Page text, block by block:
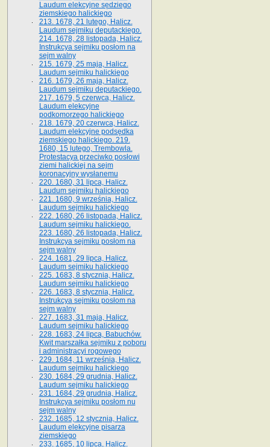
Laudum elekcyjne sędziego
ziemskiego halickiego
213. 1678, 21 lutego, Halicz.
Laudum sejmiku deputackiego.
214. 1678, 28 listopada, Halicz.
Instrukcya sejmiku posłom na
sejm walny
215. 1679, 25 maja, Halicz.
Laudum sejmiku halickiego
216. 1679, 26 maja, Halicz.
Laudum sejmiku deputackiego.
217. 1679, 5 czerwca, Halicz.
Laudum elekcyjne
podkomorzego halickiego
218. 1679, 20 czerwca, Halicz.
Laudum elekcyjne podsędka
ziemskiego halickiego. 219.
1680, 15 lutego, Trembowla.
Protestacya przeciwko posłowi
ziemi halickiej na sejm
koronacyjny wysłanemu
220. 1680, 31 lipca, Halicz.
Laudum sejmiku halickiego
221. 1680, 9 września, Halicz.
Laudum sejmiku halickiego
222. 1680, 26 listopada, Halicz.
Laudum sejmiku halickiego.
223. 1680, 26 listopada, Halicz.
Instrukcya sejmiku posłom na
sejm walny
224. 1681, 29 lipca, Halicz.
Laudum sejmiku halickiego
225. 1683, 8 stycznia, Halicz.
Laudum sejmiku halickiego
226. 1683, 8 stycznia, Halicz.
Instrukcya sejmiku posłom na
sejm walny
227. 1683, 31 maja, Halicz.
Laudum sejmiku halickiego
228. 1683, 24 lipca, Babuchów.
Kwit marszałka sejmiku z poboru
i administracyi rogowego
229. 1684, 11 września, Halicz.
Laudum sejmiku halickiego
230. 1684, 29 grudnia, Halicz.
Laudum sejmiku halickiego
231. 1684, 29 grudnia, Halicz.
Instrukcya sejmiku posłom nu
sejm walny
232. 1685, 12 stycznia, Halicz.
Laudum elekcyjne pisarza
ziemskiego
233. 1685, 10 lipca, Halicz.